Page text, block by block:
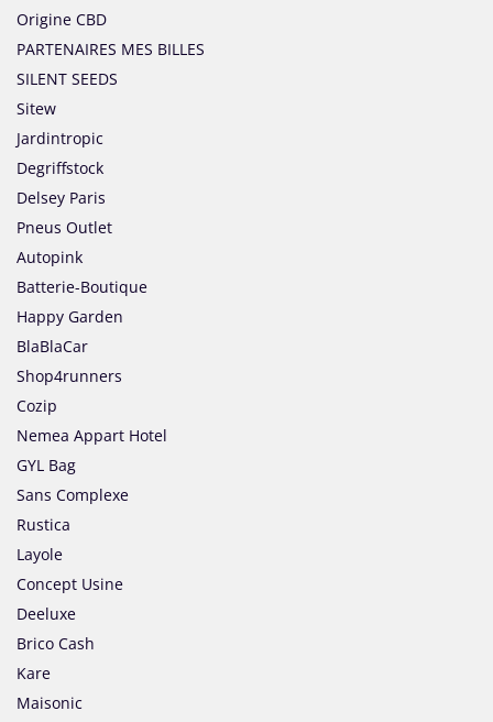
Origine CBD
PARTENAIRES MES BILLES
SILENT SEEDS
Sitew
Jardintropic
Degriffstock
Delsey Paris
Pneus Outlet
Autopink
Batterie-Boutique
Happy Garden
BlaBlaCar
Shop4runners
Cozip
Nemea Appart Hotel
GYL Bag
Sans Complexe
Rustica
Layole
Concept Usine
Deeluxe
Brico Cash
Kare
Maisonic